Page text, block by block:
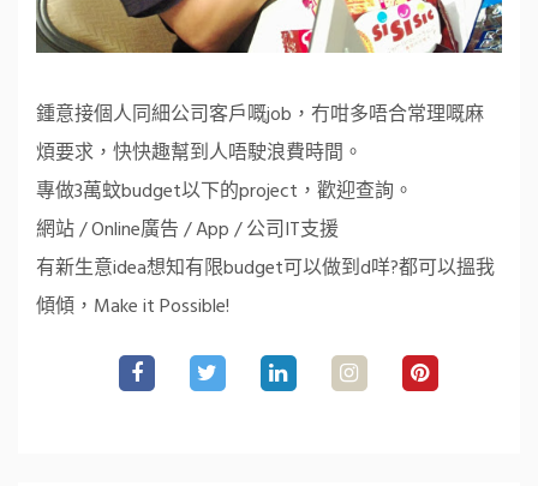
鍾意接個人同細公司客戶嘅job，冇咁多唔合常理嘅麻
煩要求，快快趣幫到人唔駛浪費時間。
專做3萬蚊budget以下的project，歡迎查詢。
網站 / Online廣告 / App / 公司IT支援
有新生意idea想知有限budget可以做到d咩?都可以搵我
傾傾，Make it Possible!